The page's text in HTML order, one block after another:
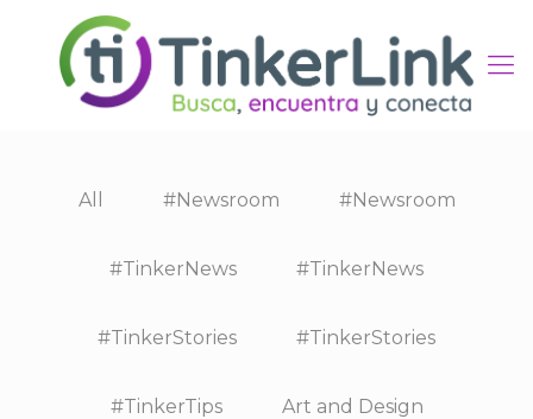
All #Newsroom #Newsroom
#TinkerNews #TinkerNews
#TinkerStories #TinkerStories
#TinkerTips Art and Design